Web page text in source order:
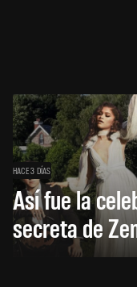
HACE 3 DÍAS
Así fue la
secreta de